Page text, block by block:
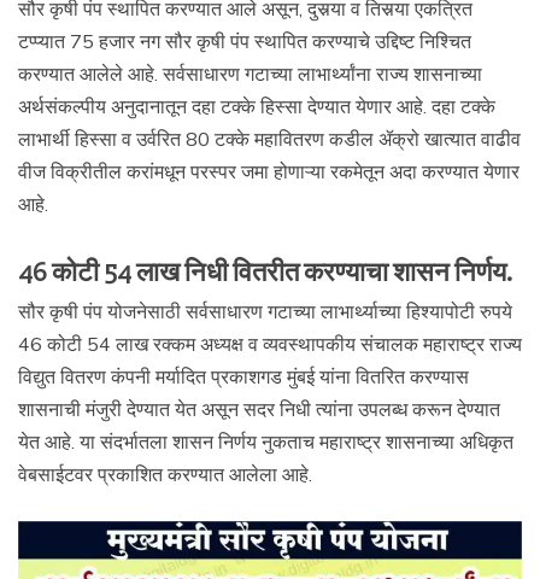
सौर कृषी पंप स्थापित करण्यात आले असून, दुसर्‍या व तिसर्‍या एकत्रित
टप्प्यात 75 हजार नग सौर कृषी पंप स्थापित करण्याचे उद्दिष्ट निश्चित
करण्यात आलेले आहे. सर्वसाधारण गटाच्या लाभार्थ्यांना राज्य शासनाच्या
अर्थसंकल्पीय अनुदानातून दहा टक्के हिस्सा देण्यात येणार आहे. दहा टक्के
लाभार्थी हिस्सा व उर्वरित 80 टक्के महावितरण कडील ॲक्रो खात्यात वाढीव
वीज विक्रीतील करांमधून परस्पर जमा होणाऱ्या रकमेतून अदा करण्यात येणार
आहे.
46 कोटी 54 लाख निधी वितरीत करण्याचा शासन निर्णय.
सौर कृषी पंप योजनेसाठी सर्वसाधारण गटाच्या लाभार्थ्याच्या हिश्यापोटी रुपये
46 कोटी 54 लाख रक्कम अध्यक्ष व व्यवस्थापकीय संचालक महाराष्ट्र राज्य
विद्युत वितरण कंपनी मर्यादित प्रकाशगड मुंबई यांना वितरित करण्यास
शासनाची मंजुरी देण्यात येत असून सदर निधी त्यांना उपलब्ध करून देण्यात
येत आहे. या संदर्भातला शासन निर्णय नुकताच महाराष्ट्र शासनाच्या अधिकृत
वेबसाईटवर प्रकाशित करण्यात आलेला आहे.